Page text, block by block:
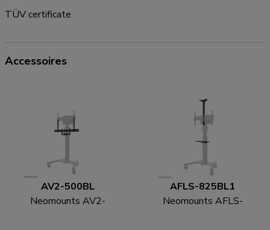
TÜV certificate
Accessoires
AV2-500BL
Neomounts AV2-
AFLS-825BL1
Neomounts AFLS-